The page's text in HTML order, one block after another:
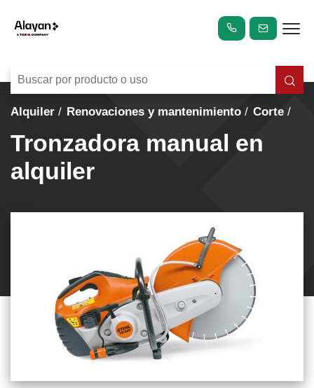
Alquiler Renovaciones y mantenimiento Corte
Tronzadora manual en
alquiler